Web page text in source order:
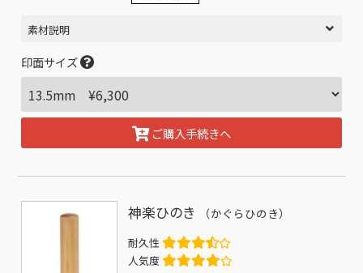
素材説明
印面サイズ
ご購入手続きへ
神楽ひのき （かぐらひのき）
耐久性
人気度